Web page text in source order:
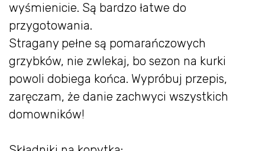
wyśmienicie. Są bardzo łatwe do
przygotowania.
Stragany pełne są pomarańczowych
grzybków, nie zwlekaj, bo sezon na kurki
powoli dobiega końca. Wypróbuj przepis,
zaręczam, że danie zachwyci wszystkich
domowników!